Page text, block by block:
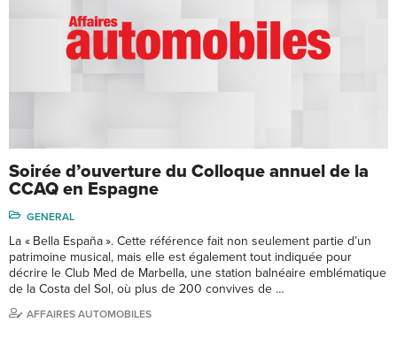
Soirée d’ouverture du Colloque annuel de la
CCAQ en Espagne
GENERAL
La « Bella España ». Cette référence fait non seulement partie d’un
patrimoine musical, mais elle est également tout indiquée pour
décrire le Club Med de Marbella, une station balnéaire emblématique
de la Costa del Sol, où plus de 200 convives de …
AFFAIRES AUTOMOBILES